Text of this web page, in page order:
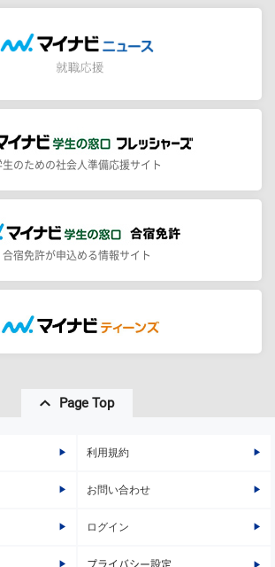
生のための社会人準備応援サイト
合宿免許が申込める情報サイト
Page Top
利用規約
お問い合わせ
ログイン
プライバシー設定